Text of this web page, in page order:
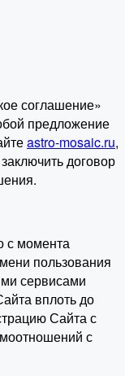
соглашение»
предложение
astro-mosaic.ru,
договор
с момента
пользования
сервисами
вплоть до
Сайта с
с